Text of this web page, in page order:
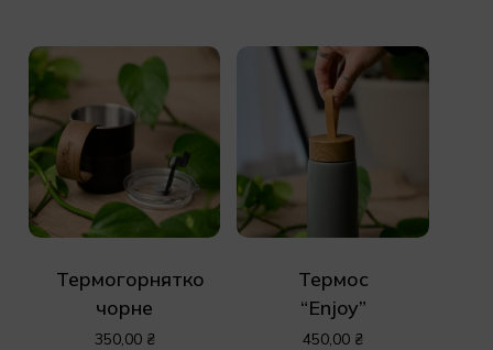
Термогорнятко
чорне
350,00 ₴
Термос
“Enjoy”
450,00 ₴